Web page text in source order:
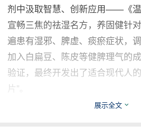
剂中汲取智慧、创新应用——《
宣畅三焦的祛湿名方，养固健针
遍患有湿邪、脾虚、痰瘀症状，
加入白扁豆、陈皮等健脾理气的
验证，最终开发出了适合现代人
片"。
展示全文